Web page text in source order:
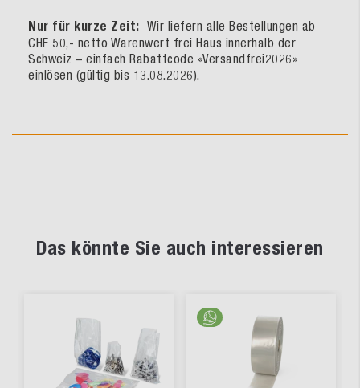
Nur für kurze Zeit: Wir liefern alle Bestellungen ab
CHF 50,- netto Warenwert frei Haus innerhalb der
Schweiz – einfach Rabattcode «Versandfrei2026»
einlösen (gültig bis 13.08.2026).
Das könnte Sie auch interessieren